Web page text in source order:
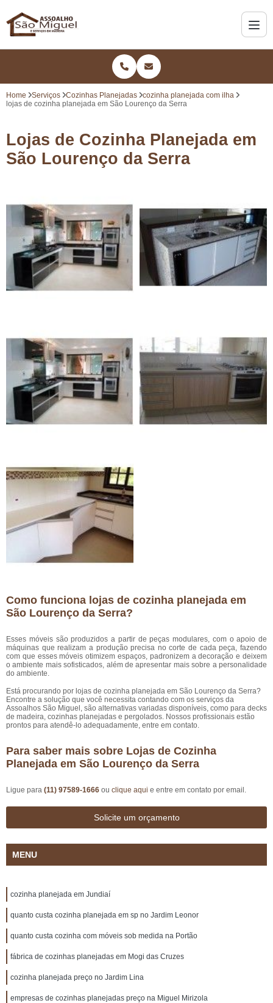
Home Serviços Cozinhas Planejadas
cozinha planejada com ilha
lojas de cozinha planejada em São Lourenço da Serra
Lojas de Cozinha Planejada em
São Lourenço da Serra
Como funciona lojas de cozinha planejada em
São Lourenço da Serra?
Esses móveis são produzidos a partir de peças modulares, com o apoio de
máquinas que realizam a produção precisa no corte de cada peça, fazendo
com que esses móveis otimizem espaços, padronizem a decoração e deixem
o ambiente mais sofisticados, além de apresentar mais sobre a personalidade
do ambiente.
Está procurando por lojas de cozinha planejada em São Lourenço da Serra?
Encontre a solução que você necessita contando com os serviços da
Assoalhos São Miguel, são alternativas variadas disponíveis, como para decks
de madeira, cozinhas planejadas e pergolados. Nossos profissionais estão
prontos para atendê-lo adequadamente, entre em contato.
Para saber mais sobre Lojas de Cozinha
Planejada em São Lourenço da Serra
Ligue para (11) 97589-1666 ou clique aqui e entre em contato por email.
Solicite um orçamento
MENU
cozinha planejada em Jundiaí
quanto custa cozinha planejada em sp no Jardim Leonor
quanto custa cozinha com móveis sob medida na Portão
fábrica de cozinhas planejadas em Mogi das Cruzes
cozinha planejada preço no Jardim Lina
empresas de cozinhas planejadas preço na Miguel Mirizola